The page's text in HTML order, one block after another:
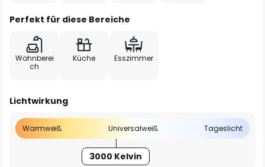
Perfekt für diese Bereiche
Wohnberei
ch
Küche Esszimmer
Lichtwirkung
Warmweiß Universalweiß Tageslicht
3000 Kelvin